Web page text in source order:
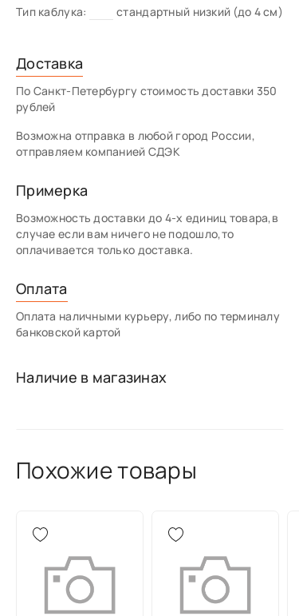
Тип каблука:
стандартный низкий (до 4 см)
Доставка
По Санкт-Петербургу стоимость доставки 350
рублей
Возможна отправка в любой город России,
отправляем компанией СДЭК
Примерка
Возможность доставки до 4-х единиц товара,в
случае если вам ничего не подошло,то
оплачивается только доставка.
Оплата
Оплата наличными курьеру, либо по терминалу
банковской картой
Наличие в магазинах
Похожие товары